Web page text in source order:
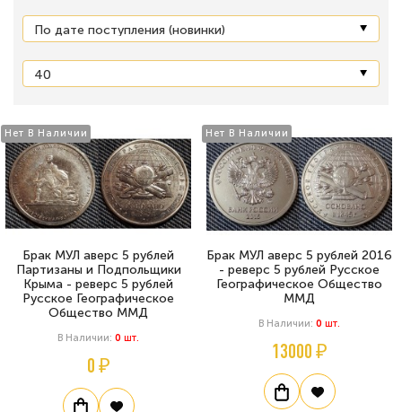
Нет В Наличии
Брак МУЛ аверс 5 рублей
Партизаны и Подпольщики
Крыма - реверс 5 рублей
Русское Географическое
Общество ММД
В Наличии: 0 Шт.
0 ₽
Нет В Наличии
Брак МУЛ аверс 5 рублей 2016
- реверс 5 рублей Русское
Географическое Общество
ММД
В Наличии: 0 Шт.
13000 ₽